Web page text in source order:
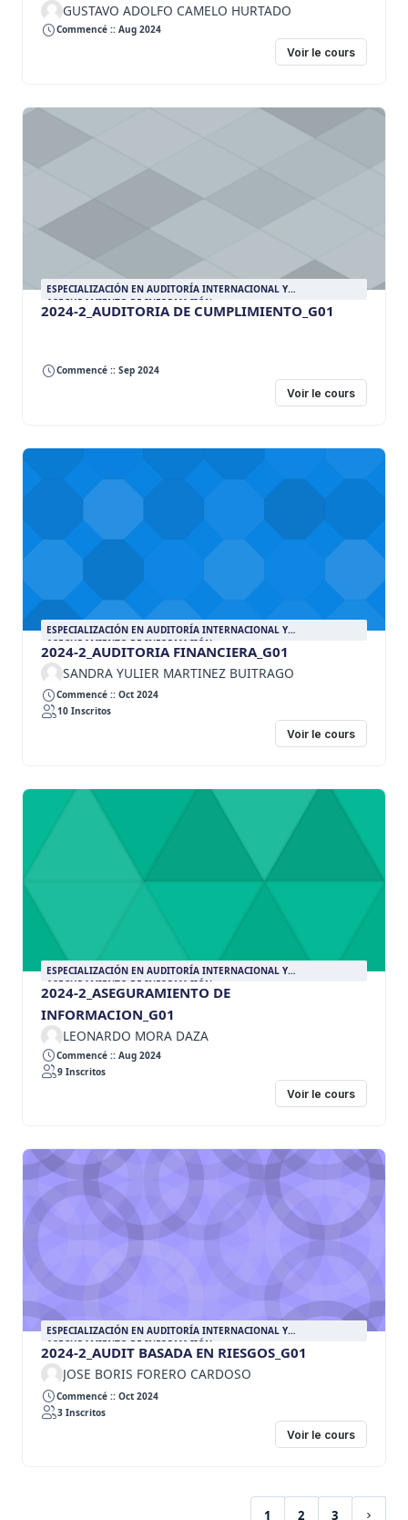
GUSTAVO ADOLFO CAMELO HURTADO
Commencé :: Aug 2024
Voir le cours
ESPECIALIZACIÓN EN AUDITORÍA INTERNACIONAL Y
ASEGURAMIENTO DE INFORMACIÓN
2024-2_AUDITORIA DE CUMPLIMIENTO_G01
Commencé :: Sep 2024
Voir le cours
ESPECIALIZACIÓN EN AUDITORÍA INTERNACIONAL Y
ASEGURAMIENTO DE INFORMACIÓN
2024-2_AUDITORIA FINANCIERA_G01
SANDRA YULIER MARTINEZ BUITRAGO
Commencé :: Oct 2024
10 Inscritos
Voir le cours
ESPECIALIZACIÓN EN AUDITORÍA INTERNACIONAL Y
ASEGURAMIENTO DE INFORMACIÓN
2024-2_ASEGURAMIENTO DE
INFORMACION_G01
LEONARDO MORA DAZA
Commencé :: Aug 2024
9 Inscritos
Voir le cours
ESPECIALIZACIÓN EN AUDITORÍA INTERNACIONAL Y
ASEGURAMIENTO DE INFORMACIÓN
2024-2_AUDIT BASADA EN RIESGOS_G01
JOSE BORIS FORERO CARDOSO
Commencé :: Oct 2024
3 Inscritos
Voir le cours
1 2 3